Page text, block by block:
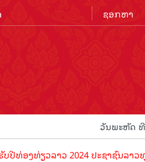
ວັນພະຫັດ ທີ
ຽວລາວ 2024 ປະຊາຊົນລາວທຸກຄົ